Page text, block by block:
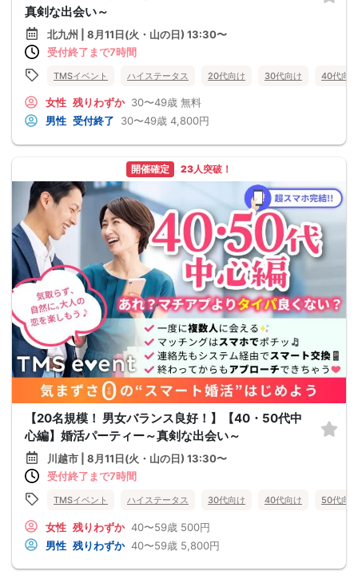
真剣な出会い～
北九州 | 8月11日(火・山の日) 13:30〜
受付終了まで7時間
TMSイベント ハイステータス 20代向け 30代向け 40代向け
女性 残りわずか 30〜49歳 無料
男性 受付終了 30〜49歳 4,800円
開催確定 23人突破！
【20名規模！ 男女バランス良好！】【40・50代中
心編】婚活パーティー～真剣な出会い～
川越市 | 8月11日(火・山の日) 13:30〜
受付終了まで7時間
TMSイベント ハイステータス 30代向け 40代向け 50代向け
女性 残りわずか 40〜59歳 500円
男性 残りわずか 40〜59歳 5,800円